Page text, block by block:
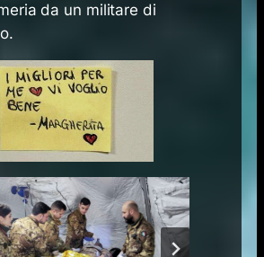
da un militare di